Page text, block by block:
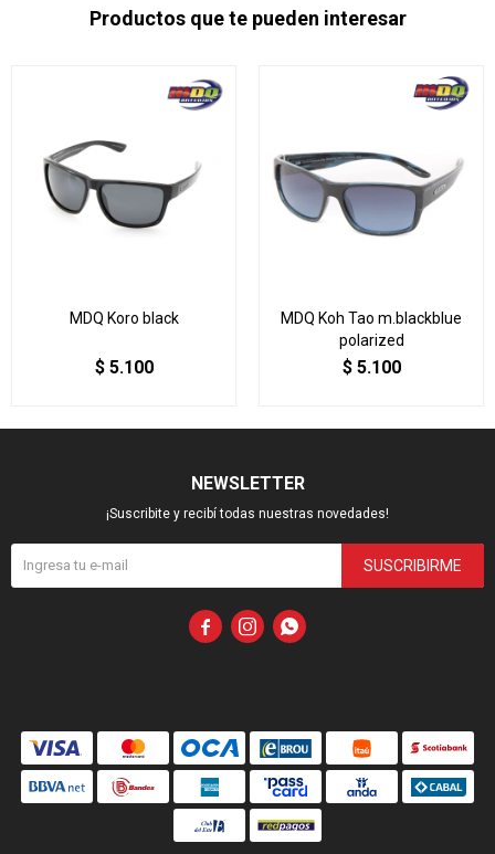
Productos que te pueden interesar
MDQ Koro black
$ 5.100
MDQ Koh Tao m.blackblue
polarized
$ 5.100
NEWSLETTER
¡Suscribite y recibí todas nuestras novedades!
SUSCRIBIRME
  